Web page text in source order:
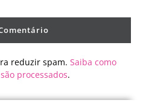
reduzir spam. Saiba como
processados.